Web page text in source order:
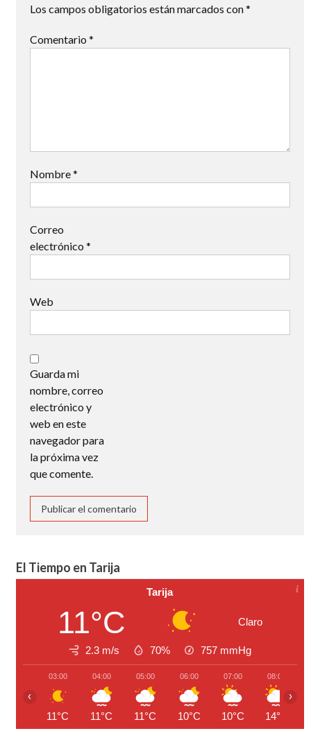
Los campos obligatorios están marcados con*
Comentario *
Nombre*
Correo
electrónico *
Web
Guarda mi
nombre, correo
electrónico y
web en este
navegador para
la próxima vez
que comente.
El Tiempo en Tarija
Tarija
11°C Claro
2.3 m/s 70% 757 mmHg
03:00
11°C
04:00
11°C
05:00
11°C
06:00
10°C
07:00
10°C
08:00
14°C
‹ ›